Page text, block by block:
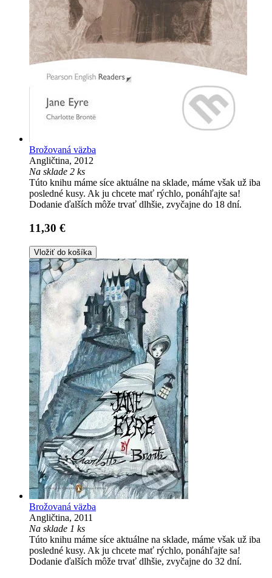
Brožovaná väzba
Angličtina, 2012
Na sklade 2 ks
Túto knihu máme síce aktuálne na sklade, máme však už iba
posledné kusy. Ak ju chcete mať rýchlo, ponáhľajte sa!
Dodanie ďalších môže trvať dlhšie, zvyčajne do 18 dní.
11,30 €
Vložiť do košíka
Brožovaná väzba
Angličtina, 2011
Na sklade 1 ks
Túto knihu máme síce aktuálne na sklade, máme však už iba
posledné kusy. Ak ju chcete mať rýchlo, ponáhľajte sa!
Dodanie ďalších môže trvať dlhšie, zvyčajne do 32 dní.